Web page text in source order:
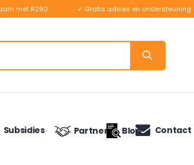
met R290 ✓ Gratis advies en ondersteuning
Subsidies Partners Blog Contact